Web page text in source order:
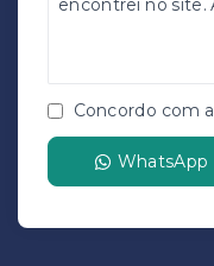
Concordo com a
WhatsApp